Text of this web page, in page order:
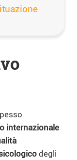
internazionale
degli